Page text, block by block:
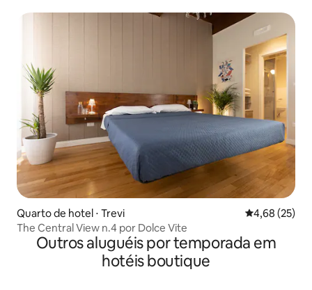
Quarto de hotel ⋅ Trevi 4,68 de uma
4,68 (25)
The Central View n.4 por Dolce Vite
Outros aluguéis por temporada em
hotéis boutique